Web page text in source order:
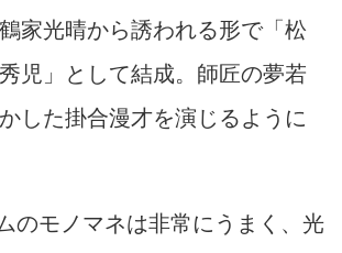
家光晴から誘われる形で「松
児」として結成。師匠の夢若
した掛合漫才を演じるように
のモノマネは非常にうまく、光